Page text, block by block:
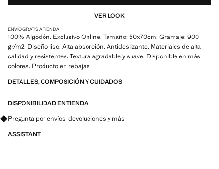
VER LOOK
ENVÍO GRATIS A TIENDA
100% Algodón. Exclusivo Online. Tamaño: 50x70cm. Gramaje: 900
gr/m2. Diseño liso. Alta absorción. Antideslizante. Materiales de alta
calidad y resistentes. Textura agradable y suave. Disponible en más
colores. Producto en rebajas
DETALLES, COMPOSICIÓN Y CUIDADOS
DISPONIBILIDAD EN TIENDA
Pregunta por envíos, devoluciones y más
ASSISTANT